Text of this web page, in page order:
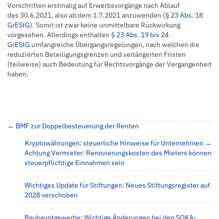
Vorschriften erstmalig auf Erwerbsvorgänge nach Ablauf
des 30.6.2021, also ab dem 1.7.2021 anzuwenden (§ 23 Abs. 18
GrEStG). Somit ist zwar keine unmittelbare Rückwirkung
vorgesehen. Allerdings enthalten § 23 Abs. 19 bis 24
GrEStG umfangreiche Übergangsregelungen, nach welchen die
reduzierten Beteiligungsgrenzen und verlängerten Fristen
(teilweise) auch Bedeutung für Rechtsvorgänge der Vergangenheit
haben.
Posts
navigation
← BMF zur Doppelbesteuerung der Renten
Kryptowährungen: steuerliche Hinweise für Unternehmen →
Achtung Vermieter: Renovierungskosten des Mieters können
steuerpflichtige Einnahmen sein
Wichtiges Update für Stiftungen: Neues Stiftungsregister auf
2028 verschoben